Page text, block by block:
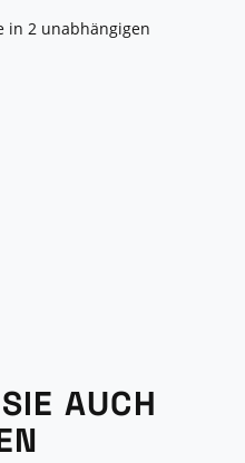
in 2 unabhängigen
AUCH